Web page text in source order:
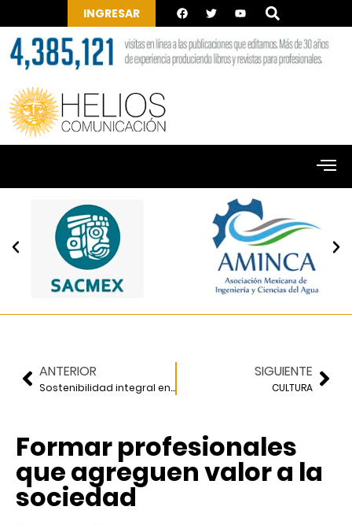
INGRESAR
ANTERIOR
Sostenibilidad integral en proyectos de infraestructura en América Latina
SIGUIENTE
CULTURA
Formar profesionales
que agreguen valor a la
sociedad